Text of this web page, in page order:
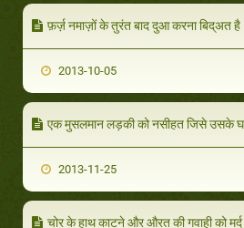
फ़र्ज़ नमाज़ों के तुरंत बाद दुआ करना बिद्अत है
2013-10-05
एक मुसलमान लड़की को नसीहत जिसे उसके घर
2013-11-25
चोर के हाथ काटने और औरत की गवाही को मर्द की गवाही